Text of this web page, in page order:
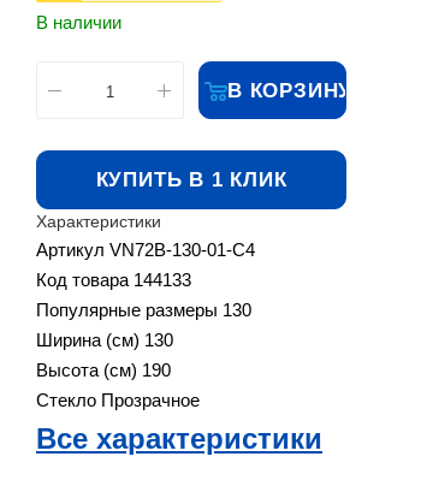
В наличии
В КОРЗИНУ
КУПИТЬ В 1 КЛИК
Характеристики
Артикул VN72B-130-01-C4
Код товара 144133
Популярные размеры 130
Ширина (см) 130
Высота (см) 190
Стекло Прозрачное
Все характеристики